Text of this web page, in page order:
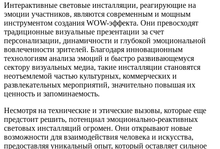
Интерактивные световые инсталляции, реагирующие на
эмоции участников, являются современным и мощным
инструментом создания WOW-эффекта. Они превосходят
традиционные визуальные презентации за счет
персонализации, динамичности и глубокой эмоциональной
вовлеченности зрителей. Благодаря инновационным
технологиям анализа эмоций и быстро развивающемуся
сектору визуальных медиа, такие инсталляции становятся
неотъемлемой частью культурных, коммерческих и
развлекательных мероприятий, значительно повышая их
ценность и запоминаемость.
Несмотря на технические и этические вызовы, которые еще
предстоит решить, потенциал эмоционально-реактивных
световых инсталляций огромен. Они открывают новые
возможности для взаимодействия человека и искусства,
предоставляя уникальный опыт, который оставляет сильное